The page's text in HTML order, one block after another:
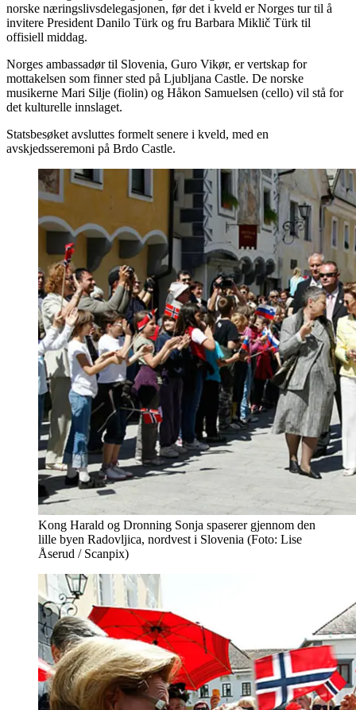
norske næringslivsdelegasjonen, før det i kveld er Norges tur til å
invitere President Danilo Türk og fru Barbara Miklič Türk til
offisiell middag.
Norges ambassadør til Slovenia, Guro Vikør, er vertskap for
mottakelsen som finner sted på Ljubljana Castle. De norske
musikerne Mari Silje (fiolin) og Håkon Samuelsen (cello) vil stå for
det kulturelle innslaget.
Statsbesøket avsluttes formelt senere i kveld, med en
avskjedsseremoni på Brdo Castle.
Kong Harald og Dronning Sonja spaserer gjennom den
lille byen Radovljica, nordvest i Slovenia (Foto: Lise
Åserud / Scanpix)